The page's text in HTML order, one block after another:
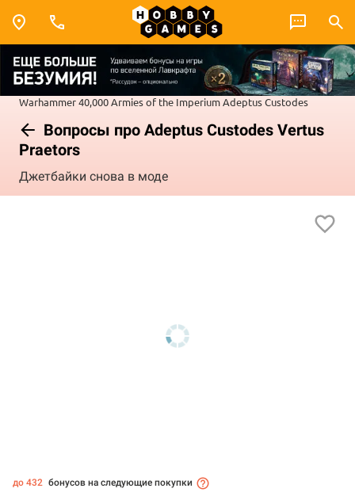
Warhammer 40,000Armies of the ImperiumAdeptus Custodes
Вопросы про Adeptus Custodes Vertus
Praetors
Джетбайки снова в моде
до 432 бонусов на следующие покупки